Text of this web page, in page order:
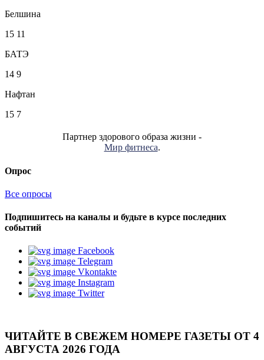
Белшина
15 11
БАТЭ
14 9
Нафтан
15 7
Партнер здорового образа жизни -
Мир фитнеса.
Опрос
Все опросы
Подпишитесь на каналы и будьте в курсе последних
событий
Facebook
Telegram
Vkontakte
Instagram
Twitter
ЧИТАЙТЕ В СВЕЖЕМ НОМЕРЕ ГАЗЕТЫ ОТ 4
АВГУСТА 2026 ГОДА